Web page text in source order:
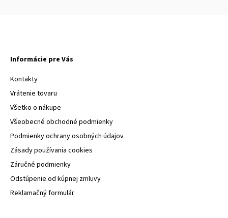
Informácie pre Vás
Kontakty
Vrátenie tovaru
Všetko o nákupe
Všeobecné obchodné podmienky
Podmienky ochrany osobných údajov
Zásady používania cookies
Záručné podmienky
Odstúpenie od kúpnej zmluvy
Reklamačný formulár